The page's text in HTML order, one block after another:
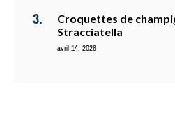
Croquettes de
Stracciatella
avril 14, 2026